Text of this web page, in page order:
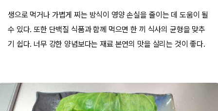
생으로 먹거나 가볍게 찌는 방식이 영양 손실을 줄이는 데 도움이 될
수 있다. 또한 단백질 식품과 함께 먹으면 한 끼 식사의 균형을 맞추
기 쉽다. 너무 강한 양념보다는 재료 본연의 맛을 살리는 것이 좋다.